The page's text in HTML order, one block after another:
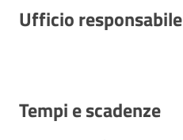
Ufficio responsabile
Tempi e scadenze